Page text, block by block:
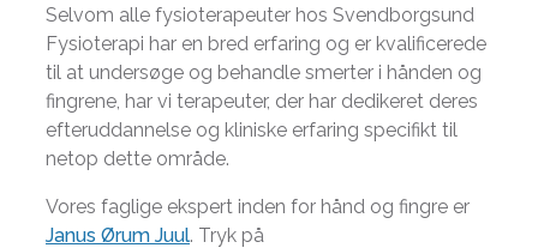
Selvom alle fysioterapeuter hos Svendborgsund
Fysioterapi har en bred erfaring og er kvalificerede
til at undersøge og behandle smerter i hånden og
fingrene, har vi terapeuter, der har dedikeret deres
efteruddannelse og kliniske erfaring specifikt til
netop dette område.
Vores faglige ekspert inden for hånd og fingre er
Janus Ørum Juul. Tryk på